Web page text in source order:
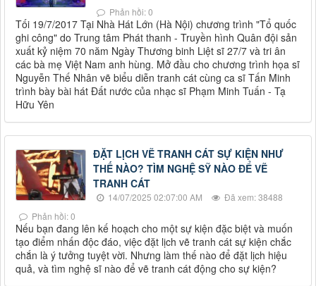
Phản hồi: 0
Tối 19/7/2017 Tại Nhà Hát Lớn (Hà Nội) chương trình "Tổ quốc
ghi công" do Trung tâm Phát thanh - Truyền hình Quân đội sản
xuất kỷ niệm 70 năm Ngày Thương binh Liệt sĩ 27/7 và tri ân
các bà mẹ Việt Nam anh hùng. Mở đầu cho chương trình họa sĩ
Nguyễn Thế Nhân vẽ biểu diễn tranh cát cùng ca sĩ Tấn Minh
trình bày bài hát Đất nước của nhạc sĩ Phạm Minh Tuấn - Tạ
Hữu Yên
ĐẶT LỊCH VẼ TRANH CÁT SỰ KIỆN NHƯ
THẾ NÀO? TÌM NGHỆ SỸ NÀO ĐỂ VẼ
TRANH CÁT
14/07/2025 02:07:00 AM
Đã xem: 38488
Phản hồi: 0
Nếu bạn đang lên kế hoạch cho một sự kiện đặc biệt và muốn
tạo điểm nhấn độc đáo, việc đặt lịch vẽ tranh cát sự kiện chắc
chắn là ý tưởng tuyệt vời. Nhưng làm thế nào để đặt lịch hiệu
quả, và tìm nghệ sĩ nào để vẽ tranh cát động cho sự kiện?